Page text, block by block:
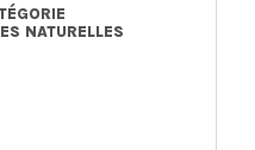
NATURELLES